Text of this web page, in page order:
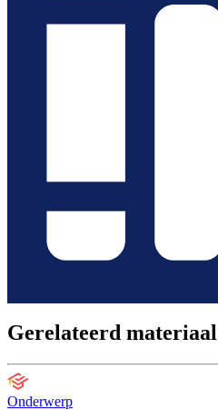
Gerelateerd materiaal
Onderwerp